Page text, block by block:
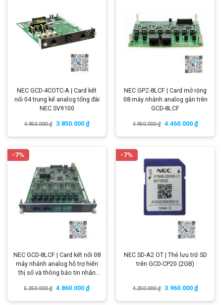
NEC GCD-4COTC-A | Card kết
nối 04 trung kế analog tổng đài
NEC SV9100
4.950.000₫ 3.850.000 ₫
NEC GPZ-8LCF | Card mở rộng
08 máy nhánh analog gắn trên
GCD-8LCF
4.950.000₫ 4.460.000 ₫
-7%
NEC GCD-8LCF | Card kết nối 08
máy nhánh analog hỗ trợ hiển
thị số và thông báo tin nhắn
chờ
5.250.000₫ 4.860.000 ₫
-7%
NEC SD-A2 OT | Thẻ lưu trữ SD
trên GCD-CP20 (2GB)
4.250.000₫ 3.960.000 ₫